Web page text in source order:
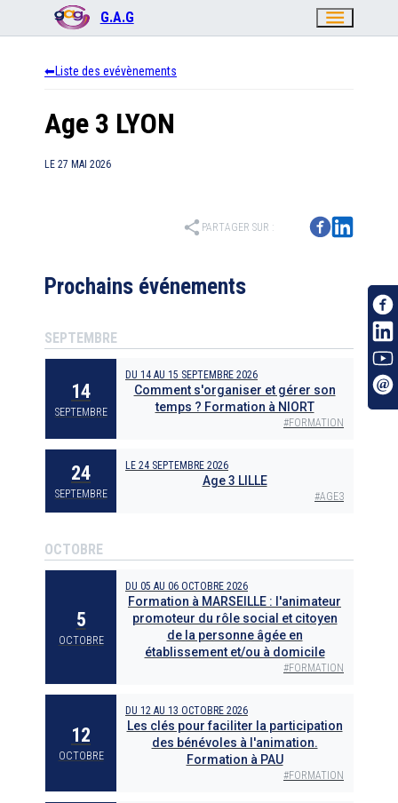
G.A.G menu
Liste des evévènements
Age 3 LYON
LE 27 MAI 2026
share PARTAGER SUR :
Prochains événements
SEPTEMBRE
14
SEPTEMBRE
DU 14 AU 15 SEPTEMBRE 2026
Comment s'organiser et gérer son
temps ? Formation à NIORT
#FORMATION
24
SEPTEMBRE
LE 24 SEPTEMBRE 2026
Age 3 LILLE
#AGE3
OCTOBRE
5
OCTOBRE
DU 05 AU 06 OCTOBRE 2026
Formation à MARSEILLE : l'animateur
promoteur du rôle social et citoyen
de la personne âgée en
établissement et/ou à domicile
#FORMATION
12
OCTOBRE
DU 12 AU 13 OCTOBRE 2026
Les clés pour faciliter la participation
des bénévoles à l'animation.
Formation à PAU
#FORMATION